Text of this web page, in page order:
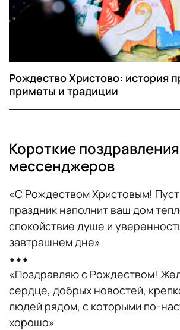
Рождество Христово: история
приметы и традиции
Короткие
мессенджеров
«С Рождеством Христовым!
праздник наполнит ваш дом
спокойствие душе и
завтрашнем дне»
⬥⬥⬥
«Поздравляю с Рождеством!
сердце, добрых новостей,
людей рядом, с которыми по-
хорошо»